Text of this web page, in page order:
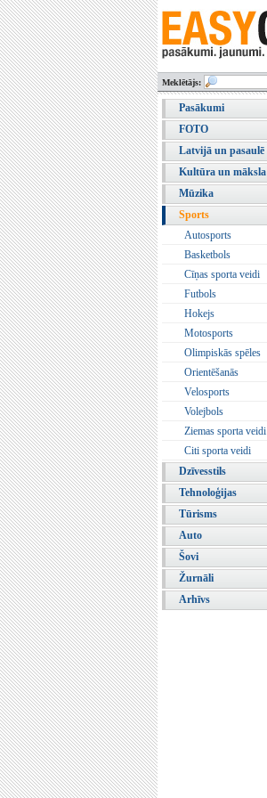
Meklētājs:
Pasākumi
FOTO
Latvijā un pasaulē
Kultūra un māksla
Mūzika
Sports
Autosports
Basketbols
Cīņas sporta veidi
Futbols
Hokejs
Motosports
Olimpiskās spēles
Orientēšanās
Velosports
Volejbols
Ziemas sporta veidi
Citi sporta veidi
Dzīvesstils
Tehnoloģijas
Tūrisms
Auto
Šovi
Žurnāli
Arhīvs